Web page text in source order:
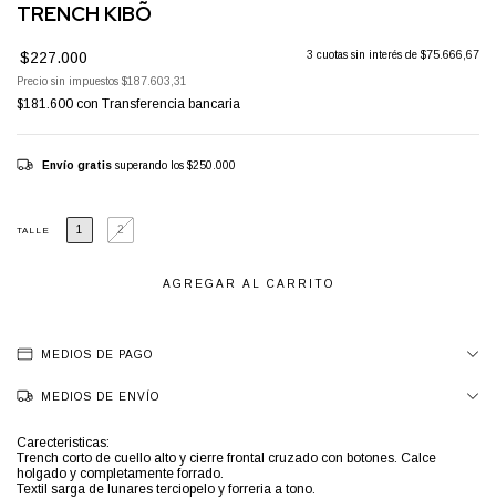
TRENCH KIBÕ
$227.000 3 cuotas sin interés de$75.666,67
Precio sin impuestos $187.603,31
$181.600 con Transferencia bancaria
Envío gratis superando los$250.000
TALLE 1 2
MEDIOS DE PAGO
MEDIOS DE ENVÍO
Carecteristicas:
Trench corto de cuello alto y cierre frontal cruzado con botones. Calce
holgado y completamente forrado.
Textil sarga de lunares terciopelo y forreria a tono.